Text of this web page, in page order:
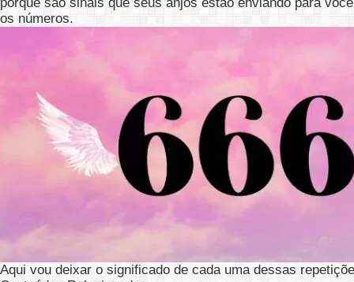
os números.
Aqui vou deixar o significado de cada uma dessas